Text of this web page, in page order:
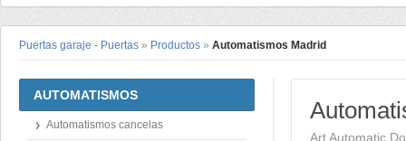
Puertas garaje - Puertas » Productos » Automatismos Madrid
AUTOMATISMOS
Automatismos cancelas
Art Automatic